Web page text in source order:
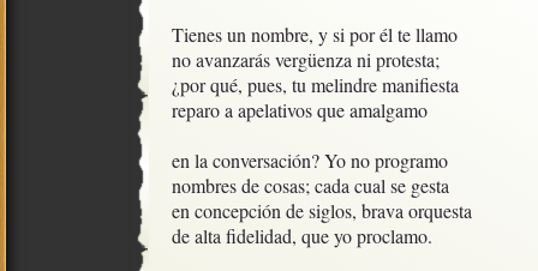
Tienes un nombre, y si por él te llamo
no avanzarás vergüenza ni protesta;
¿por qué, pues, tu melindre manifiesta
reparo a apelativos que amalgamo
en la conversación? Yo no programo
nombres de cosas; cada cual se gesta
en concepción de siglos, brava orquesta
de alta fidelidad, que yo proclamo.